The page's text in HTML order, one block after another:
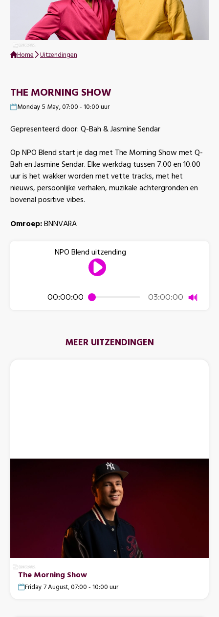
Home Uitzendingen
THE MORNING SHOW
Monday 5 May, 07:00 - 10:00 uur
Gepresenteerd door: Q-Bah & Jasmine Sendar
Op NPO Blend start je dag met The Morning Show met Q-
Bah en Jasmine Sendar. Elke werkdag tussen 7.00 en 10.00
uur is het wakker worden met vette tracks, met het
nieuws, persoonlijke verhalen, muzikale achtergronden en
bovenal positive vibes.
Omroep: BNNVARA
00:00:00 03:00:00 Dempen
NPO Blend uitzending
MEER UITZENDINGEN
The Morning Show
Friday 7 August, 07:00 - 10:00 uur